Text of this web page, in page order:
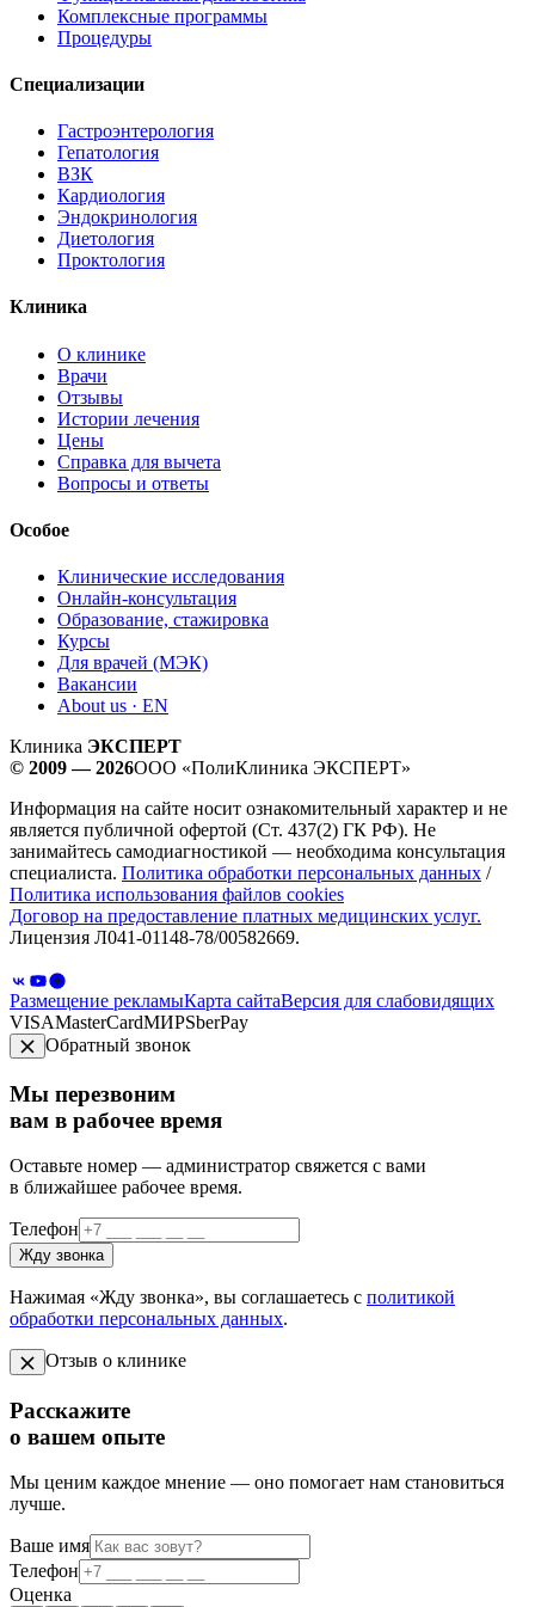
Комплексные программы
Процедуры
Специализации
Гастроэнтерология
Гепатология
ВЗК
Кардиология
Эндокринология
Диетология
Проктология
Клиника
О клинике
Врачи
Отзывы
Истории лечения
Цены
Справка для вычета
Вопросы и ответы
Особое
Клинические исследования
Онлайн-консультация
Образование, стажировка
Курсы
Для врачей (МЭК)
Вакансии
About us · EN
Клиника ЭКСПЕРТ
© 2009 — 2026ООО «ПолиКлиника ЭКСПЕРТ»
Информация на сайте носит ознакомительный характер и не
является публичной офертой (Ст. 437(2) ГК РФ). Не
занимайтесь самодиагностикой — необходима консультация
специалиста. Политика обработки персональных данных /
Политика использования файлов cookies
Договор на предоставление платных медицинских услуг.
Лицензия Л041-01148-78/00582669.
Размещение рекламыКарта сайтаВерсия для слабовидящих
VISAMasterCardМИРSberPay
Обратный звонок
Мы перезвоним
вам в рабочее время
Оставьте номер — администратор свяжется с вами
в ближайшее рабочее время.
Телефон
Жду звонка
Нажимая «Жду звонка», вы соглашаетесь с политикой
обработки персональных данных.
Отзыв о клинике
Расскажите
о вашем опыте
Мы ценим каждое мнение — оно помогает нам становиться
лучше.
Ваше имя
Телефон
Оценка